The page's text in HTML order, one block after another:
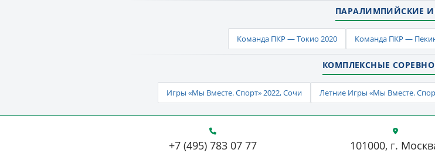
ПАРАЛИМПИЙСКИЕ
Команда ПКР — Токио 2020 Команда ПКР —
КОМПЛЕКСНЫЕ
Игры «Мы Вместе. Спорт» 2022, Сочи Летние Игры «Мы Вместе.
+7 (495) 783 07 77
101000, г.